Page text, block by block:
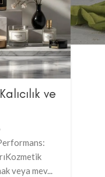
ve
veya mev...